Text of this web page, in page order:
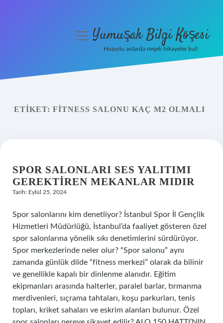
Yasal Uyarı
menüyüYumuşak Bilgi Köşesi
Huzurlu anlarda neşeli hikayeler bul!
ETIKET: FITNESS SALONU KAÇ M2 OLMALI
SPOR SALONLARI SES YALITIMI
GEREKTIREN MEKANLAR MIDIR
Tarih: Eylül 25, 2024
Spor salonlarını kim denetliyor? İstanbul Spor İl Gençlik
Hizmetleri Müdürlüğü, İstanbul’da faaliyet gösteren özel
spor salonlarına yönelik sıkı denetimlerini sürdürüyor.
Spor merkezlerinde neler olur? “Spor salonu” aynı
zamanda günlük dilde “fitness merkezi” olarak da bilinir
ve genellikle kapalı bir dinlenme alanıdır. Eğitim
ekipmanları arasında halterler, paralel barlar, tırmanma
merdivenleri, sıçrama tahtaları, koşu parkurları, tenis
topları, kriket sahaları ve eskrim alanları bulunur. Özel